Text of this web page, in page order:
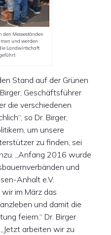
den Messeständen
und werden
Landwirtschaft
Stand auf der Grünen
Geschäftsführer
die verschiedenen
so Dr. Birger,
um unsere
zu finden, sei
„Anfang 2016 wurde
und
Anhalt e.V.
im März das
und damit die
feiern.“ Dr. Birger
arbeiten wir zu